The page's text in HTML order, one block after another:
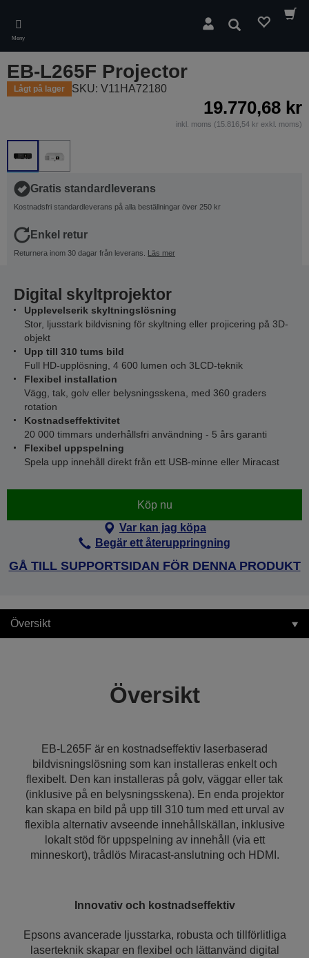
main
content
Meny
Sök
EB-L265F Projector
Lågt på lager SKU: V11HA72180
19.770,68 kr
inkl. moms (15.816,54 kr exkl. moms)
Gratis standardleverans
Kostnadsfri standardleverans på alla beställningar över 250 kr
Enkel retur
Returnera inom 30 dagar från leverans. Läs mer
Digital skyltprojektor
Upplevelserik skyltningslösning
Stor, ljusstark bildvisning för skyltning eller projicering på 3D-
objekt
Upp till 310 tums bild
Full HD-upplösning, 4 600 lumen och 3LCD-teknik
Flexibel installation
Vägg, tak, golv eller belysningsskena, med 360 graders
rotation
Kostnadseffektivitet
20 000 timmars underhållsfri användning - 5 års garanti
Flexibel uppspelning
Spela upp innehåll direkt från ett USB-minne eller Miracast
Köp nu
Var kan jag köpa
Begär ett återuppringning
GÅ TILL SUPPORTSIDAN FÖR DENNA PRODUKT
Översikt
Översikt
EB-L265F är en kostnadseffektiv laserbaserad
bildvisningslösning som kan installeras enkelt och
flexibelt. Den kan installeras på golv, väggar eller tak
(inklusive på en belysningsskena). En enda projektor
kan skapa en bild på upp till 310 tum med ett urval av
flexibla alternativ avseende innehållskällan, inklusive
lokalt stöd för uppspelning av innehåll (via ett
minneskort), trådlös Miracast-anslutning och HDMI.
Innovativ och kostnadseffektiv
Epsons avancerade ljusstarka, robusta och tillförlitliga
laserteknik skapar en flexibel och lättanvänd digital